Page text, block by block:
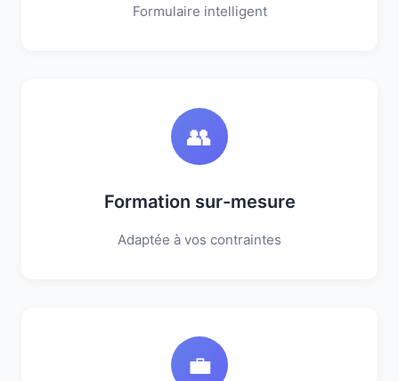
Formulaire intelligent
👥
Formation sur-mesure
Adaptée à vos contraintes
💼